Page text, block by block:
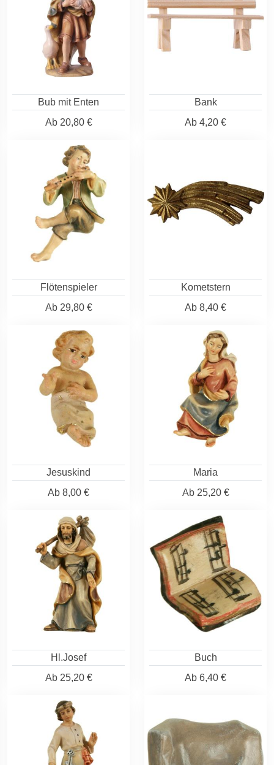
Bub mit Enten
Ab20,80 €
Bank
Ab 4,20 €
Flötenspieler
Ab29,80 €
Kometstern
Ab 8,40 €
Jesuskind
Ab 8,00 €
Maria
Ab25,20 €
Hl.Josef
Ab25,20 €
Buch
Ab 6,40 €